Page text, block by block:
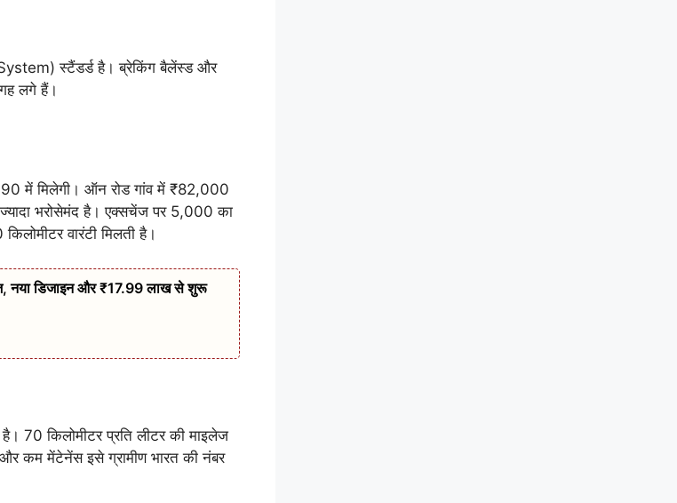
स्टैंडर्ड है। ब्रेकिंग बैलेंस्ड और
लगे हैं।
में मिलेगी। ऑन रोड गांव में ₹82,000
भरोसेमंद है। एक्सचेंज पर 5,000 का
वारंटी मिलती है।
नया डिजाइन और ₹17.99 लाख से शुरू
70 किलोमीटर प्रति लीटर की माइलेज
कम मेंटेनेंस इसे ग्रामीण भारत की नंबर